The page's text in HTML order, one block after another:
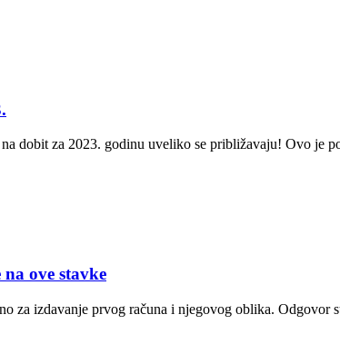
dobit za 2023. godinu uveliko se približavaju! Ovo je
ove stavke
za izdavanje prvog računa i njegovog oblika. Odgovor